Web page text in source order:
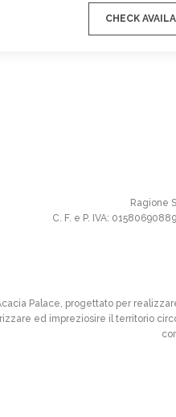
CHECK
Ragione
C. F. e P. IVA:
Palace, progettato per
ed impreziosire il territorio